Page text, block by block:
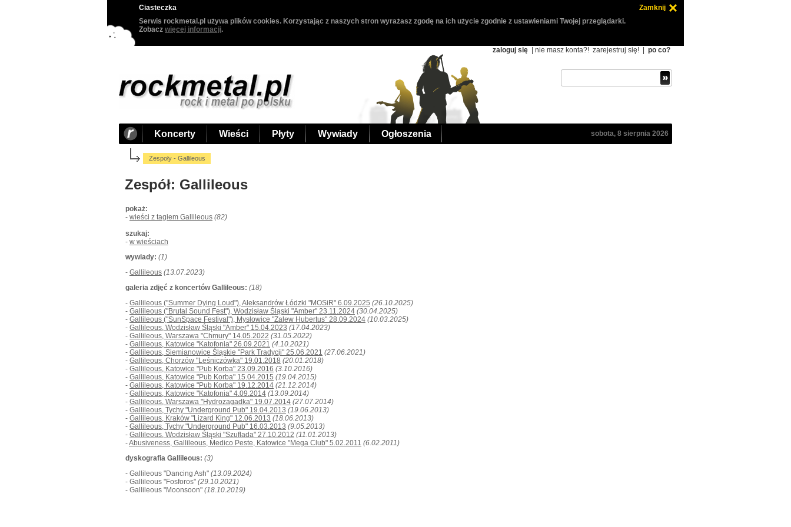
Ciasteczka
Zamknij
Serwis rockmetal.pl używa plików cookies. Korzystając z naszych stron wyrażasz zgodę na ich użycie zgodnie z ustawieniami Twojej przeglądarki.
Zobacz więcej informacji.
zaloguj się | nie masz konta?! zarejestruj się! po co?
Koncerty Wieści Płyty Wywiady Ogłoszenia sobota, 8 sierpnia 2026
Zespoły - Gallileous
Zespół: Gallileous
pokaż:
- wieści z tagiem Gallileous (82)
szukaj:
- w wieściach
wywiady: (1)
- Gallileous (13.07.2023)
galeria zdjęć z koncertów Gallileous: (18)
- Gallileous ("Summer Dying Loud"), Aleksandrów Łódzki "MOSiR" 6.09.2025 (26.10.2025)
- Gallileous ("Brutal Sound Fest"), Wodzisław Śląski "Amber" 23.11.2024 (30.04.2025)
- Gallileous ("SunSpace Festival"), Mysłowice "Zalew Hubertus" 28.09.2024 (10.03.2025)
- Gallileous, Wodzisław Śląski "Amber" 15.04.2023 (17.04.2023)
- Gallileous, Warszawa "Chmury" 14.05.2022 (31.05.2022)
- Gallileous, Katowice "Katofonia" 26.09.2021 (4.10.2021)
- Gallileous, Siemianowice Śląskie "Park Tradycji" 25.06.2021 (27.06.2021)
- Gallileous, Chorzów "Leśniczówka" 19.01.2018 (20.01.2018)
- Gallileous, Katowice "Pub Korba" 23.09.2016 (3.10.2016)
- Gallileous, Katowice "Pub Korba" 15.04.2015 (19.04.2015)
- Gallileous, Katowice "Pub Korba" 19.12.2014 (21.12.2014)
- Gallileous, Katowice "Katofonia" 4.09.2014 (13.09.2014)
- Gallileous, Warszawa "Hydrozagadka" 19.07.2014 (27.07.2014)
- Gallileous, Tychy "Underground Pub" 19.04.2013 (19.06.2013)
- Gallileous, Kraków "Lizard King" 12.06.2013 (18.06.2013)
- Gallileous, Tychy "Underground Pub" 16.03.2013 (9.05.2013)
- Gallileous, Wodzisław Śląski "Szuflada" 27.10.2012 (11.01.2013)
-Abusiveness, Gallileous, Medico Peste, Katowice "Mega Club" 5.02.2011 (6.02.2011)
dyskografia Gallileous: (3)
- Gallileous "Dancing Ash" (13.09.2024)
- Gallileous "Fosforos" (29.10.2021)
- Gallileous "Moonsoon" (18.10.2019)